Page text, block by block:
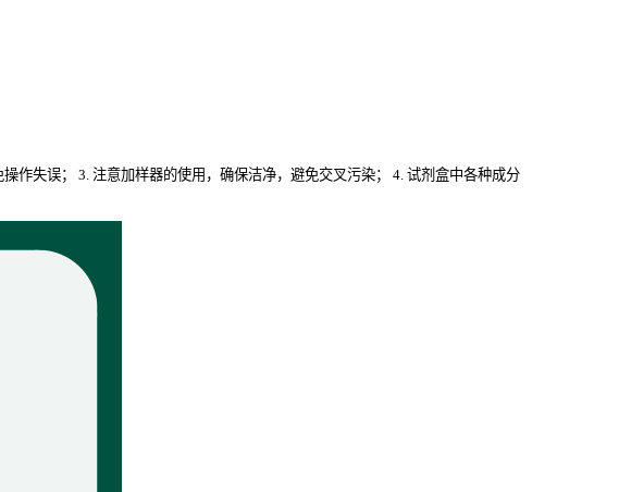
作失误； 3. 注意加样器的使用，确保洁净，避免交叉污染； 4. 试剂盒中各种成分